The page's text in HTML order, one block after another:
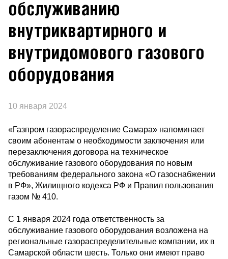
обслуживанию
внутриквартирного и
внутридомового газового
оборудования
10 января 2024
«Газпром газораспределение Самара» напоминает
своим абонентам о необходимости заключения или
перезаключения договора на техническое
обслуживание газового оборудования по новым
требованиям федерального закона «О газоснабжении
в РФ», Жилищного кодекса РФ и Правил пользования
газом № 410.
С 1 января 2024 года ответственность за
обслуживание газового оборудования возложена на
региональные газораспределительные компании, их в
Самарской области шесть. Только они имеют право